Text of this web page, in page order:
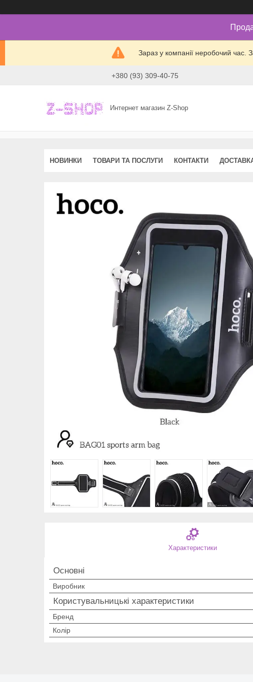
Зараз у компанії неробочий час.
+380 (93) 309-40-75
Интернет магазин Z-Shop
НОВИНКИ ТОВАРИ ТА ПОСЛУГИ КОНТАКТИ
Характеристики
Основні
Виробник
Користувальницькі характеристики
Бренд
Колір